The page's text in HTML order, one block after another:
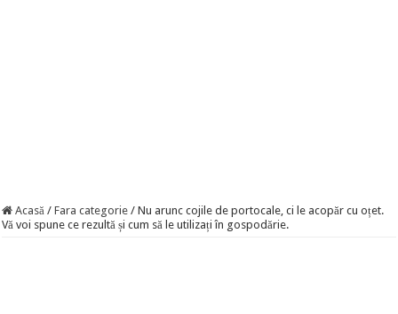
Acasă / Fara categorie / Nu arunc cojile de portocale, ci le acopăr cu oțet.
Vă voi spune ce rezultă și cum să le utilizați în gospodărie.